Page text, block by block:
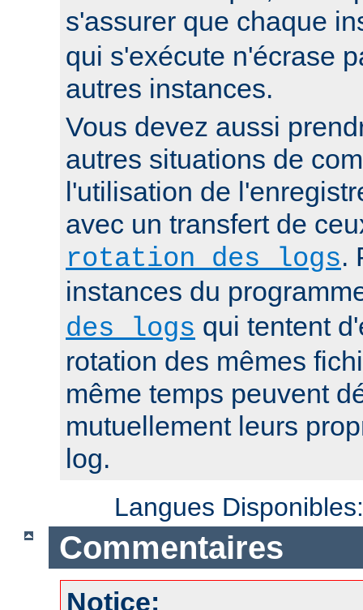
s'assurer que chaque
qui s'exécute n'écrase
autres instances.
Vous devez aussi
autres situations de
l'utilisation de
avec un transfert de
rotation des logs.
instances du
des logs qui tentent
rotation des mêmes
même temps peuvent
mutuellement leurs
log.
Langues
Commentaires
Notice: